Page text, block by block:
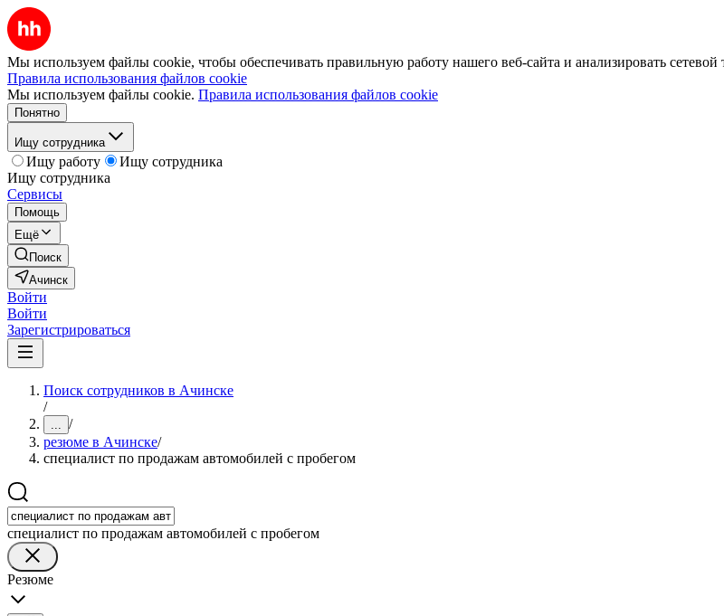
Мы используем файлы cookie, чтобы обеспечивать правильную работу нашего веб-сайта и анализировать сетевой
Правила использования файлов cookie
Мы используем файлы cookie. Правила использования файлов cookie
Понятно
Ищу сотрудника
Ищу работу
Ищу сотрудника
Ищу сотрудника
Сервисы
Помощь
Ещё
Поиск
Ачинск
Войти
Войти
Зарегистрироваться
Поиск сотрудников в Ачинске
/
... /
резюме в Ачинске/
специалист по продажам автомобилей с пробегом
специалист по продажам автомобилей с пробегом
Резюме